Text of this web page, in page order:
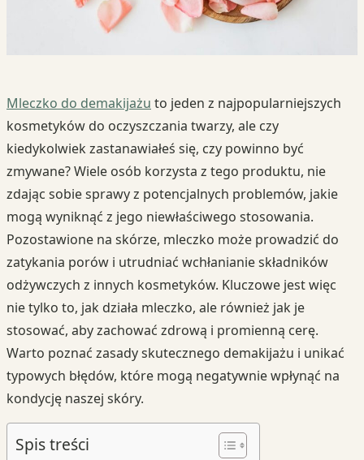
Mleczko do demakijażu to jeden z najpopularniejszych
kosmetyków do oczyszczania twarzy, ale czy
kiedykolwiek zastanawiałeś się, czy powinno być
zmywane? Wiele osób korzysta z tego produktu, nie
zdając sobie sprawy z potencjalnych problemów, jakie
mogą wyniknąć z jego niewłaściwego stosowania.
Pozostawione na skórze, mleczko może prowadzić do
zatykania porów i utrudniać wchłanianie składników
odżywczych z innych kosmetyków. Kluczowe jest więc
nie tylko to, jak działa mleczko, ale również jak je
stosować, aby zachować zdrową i promienną cerę.
Warto poznać zasady skutecznego demakijażu i unikać
typowych błędów, które mogą negatywnie wpłynąć na
kondycję naszej skóry.
Spis treści